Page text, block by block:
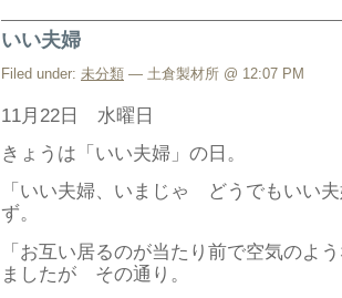
いい夫婦
Filed under: 未分類 — 土倉製材所 @ 12:07 PM
11月22日 水曜日
きょうは「いい夫婦」の日。
「いい夫婦、いまじゃ どうでもいい
ず。
「お互い居るのが当たり前で空気のよ
ましたが その通り。